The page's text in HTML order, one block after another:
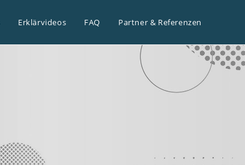
Erklärvideos FAQ Partner & Referenzen